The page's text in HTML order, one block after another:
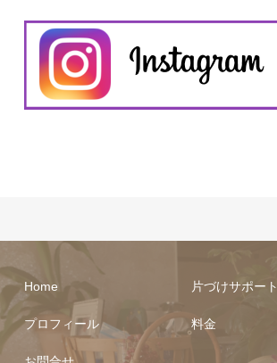
Home
プロフィール
片づけサポート
料金